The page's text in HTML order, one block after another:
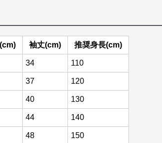
袖丈(cm) 推奨身長(cm)
34 110
37 120
40 130
44 140
48 150